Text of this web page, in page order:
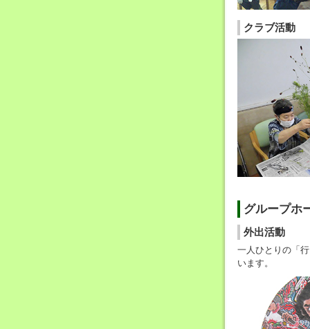
クラブ活動
グループホ
外出活動
一人ひとりの「
います。